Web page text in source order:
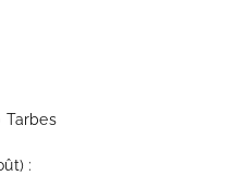
Tarbes
: